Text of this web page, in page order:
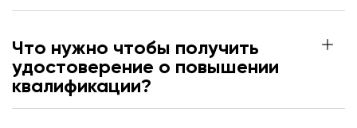
Что нужно чтобы получить
удостоверение о повышении
квалификации?